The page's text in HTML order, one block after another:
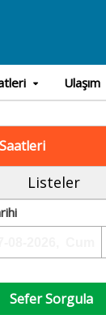
Ulaşım
Listeler
Sefer Sorgula